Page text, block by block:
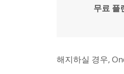
무료 플랜
해지하실 경우,